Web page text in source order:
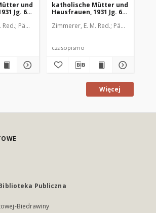
und
Jg. 63,
Red. Pädagogische Stiftung Cassianeum
katholische Mütter und
Hausfrauen, 1931 Jg. 63,
Zimmerer, E. M. Red. Pädagogische
czasopismo
Więcej
Publiczna
Biedrawiny